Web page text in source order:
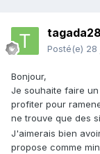
Posté(e) 28
Bonjour,
Je souhaite faire
profiter pour
ne trouve que des
J'aimerais bien
propose comme